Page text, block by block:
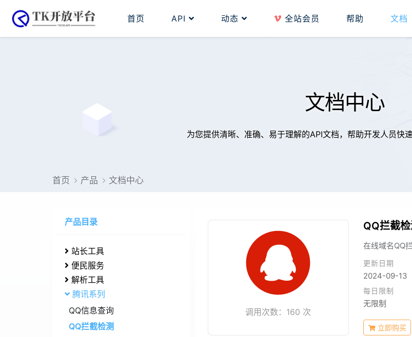
首页 API 动态 全站会员 帮助 文档
文档中心
为您提供清晰、准确、易于理解的API文档，帮助开发人员快
首页 产品 文档中心
产品目录
站长工具
便民服务
解析工具
腾讯系列
QQ信息查询
QQ拦截检测
调用次数：160 次
QQ拦截检
在线域名QQ
更新日期
2024-09-13
每日限制
无限制
立即购买